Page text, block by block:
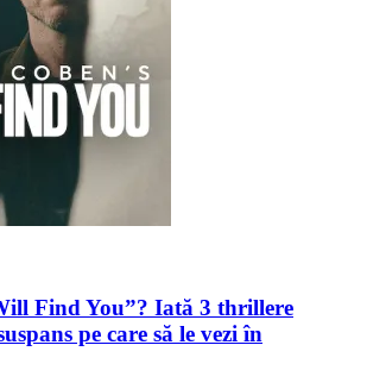
Find You”? Iată 3 thrillere
pe care să le vezi în